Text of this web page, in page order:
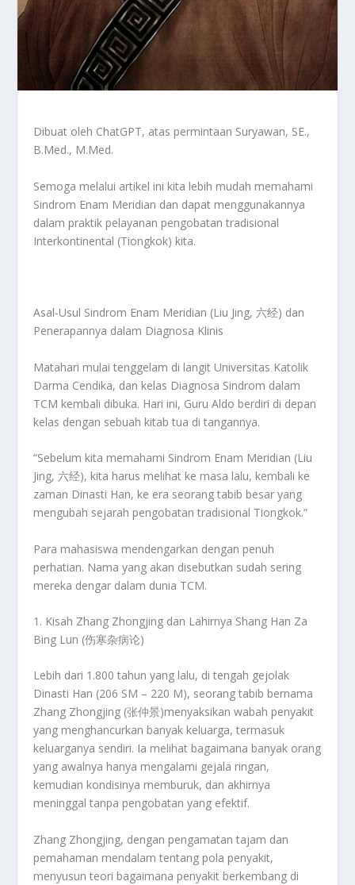
Dibuat oleh ChatGPT, atas permintaan Suryawan, SE.,
B.Med., M.Med.
Semoga melalui artikel ini kita lebih mudah memahami
Sindrom Enam Meridian dan dapat menggunakannya
dalam praktik pelayanan pengobatan tradisional
Interkontinental (Tiongkok) kita.
Asal-Usul Sindrom Enam Meridian (Liu Jing, 六经) dan
Penerapannya dalam Diagnosa Klinis
Matahari mulai tenggelam di langit Universitas Katolik
Darma Cendika, dan kelas Diagnosa Sindrom dalam
TCM kembali dibuka. Hari ini, Guru Aldo berdiri di depan
kelas dengan sebuah kitab tua di tangannya.
“Sebelum kita memahami Sindrom Enam Meridian (Liu
Jing, 六经), kita harus melihat ke masa lalu, kembali ke
zaman Dinasti Han, ke era seorang tabib besar yang
mengubah sejarah pengobatan tradisional Tiongkok.”
Para mahasiswa mendengarkan dengan penuh
perhatian. Nama yang akan disebutkan sudah sering
mereka dengar dalam dunia TCM.
1. Kisah Zhang Zhongjing dan Lahirnya Shang Han Za
Bing Lun (伤寒杂病论)
Lebih dari 1.800 tahun yang lalu, di tengah gejolak
Dinasti Han (206 SM – 220 M), seorang tabib bernama
Zhang Zhongjing (张仲景)menyaksikanwabah penyakit
yang menghancurkan banyak keluarga, termasuk
keluarganya sendiri. Ia melihat bagaimana banyak orang
yang awalnya hanya mengalami gejala ringan,
kemudian kondisinya memburuk, dan akhirnya
meninggal tanpa pengobatan yang efektif.
Zhang Zhongjing, dengan pengamatan tajam dan
pemahaman mendalam tentang pola penyakit,
menyusun teori bagaimana penyakit berkembang di